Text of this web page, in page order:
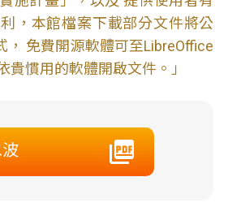
，本館檔案下載部分文件將公
， 免費開源軟體可至LibreOffice
貴慣用的軟體開啟文件。」